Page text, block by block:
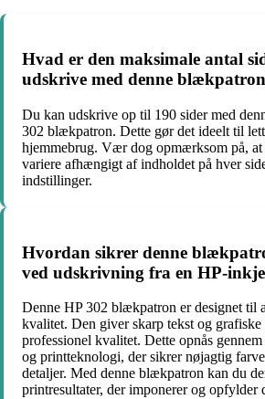
Hvad er den maksimale antal
udskrive med denne
Du kan udskrive op til 190 sider med
302 blækpatron. Dette gør det ideelt til
hjemmebrug. Vær dog opmærksom på, at
variere afhængigt af indholdet på hver
indstillinger.
Hvordan sikrer denne
ved udskrivning fra en HP-
Denne HP 302 blækpatron er designet til
kvalitet. Den giver skarp tekst og grafiske
professionel kvalitet. Dette opnås
og printteknologi, der sikrer nøjagtig
detaljer. Med denne blækpatron kan du
printresultater, der imponerer og opfylder